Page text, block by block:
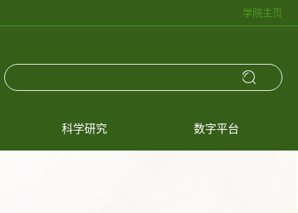
学院主页
科学研究 数字平台